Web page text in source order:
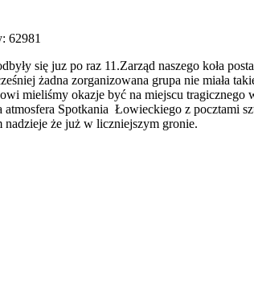
62981
się juz po raz 11.Zarząd naszego koła
żadna zorganizowana grupa nie miała
mieliśmy okazje być na miejscu
atmosfera Spotkania Łowieckiego z
że już w liczniejszym gronie.